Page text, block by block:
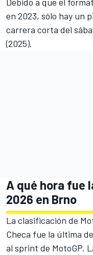
en 2023, sólo hay un
carrera corta del
(2025).
A qué hora fue
2026 en Brno
La clasificación de
Checa fue la última
al sprint de MotoGP.